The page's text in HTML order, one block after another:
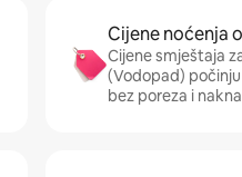
Cijene noćenja
Cijene smještaja
(Vodopad) počinju
bez poreza i